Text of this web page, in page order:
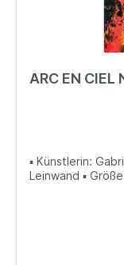
ARC EN CIEL
▪ Künstlerin:
Leinwand ▪